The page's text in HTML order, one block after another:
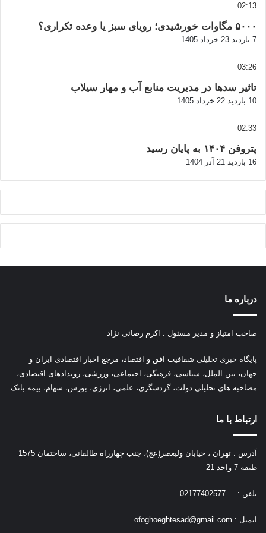
02:13
۵۰۰۰ مگاوات خورشیدی؛ رویای سبز یا وعده تکراری؟
7 بازدید 23 خرداد 1405
03:26
تاثیر سدها در مدیریت منابع آب و مهار سیلاب
10 بازدید 22 خرداد 1405
02:33
پتروفن ۱۴۰۴ به پایان رسید
16 بازدید 21 آذر 1404
درباره ما
صاحب امتیاز و مدیر مسئول : اکرم رضائی نژاد
پایگاه خبری تحلیلی شفافیت افق و اقتصاد، مرجع اخبار اقتصادی ایران و
جهان، بین الملل، سیاسی، فرهنگی، اجتماعی، ورزشی، رویدادهای اقتصادی،
مصاحبه های تحلیلی دولت، گردشگری، علمی، انرژی، بورس، سهام، بیمه بانک
ارتباط با ما
آدرس : تهران ، خیابان ولیعصر(عج)، جنب چهارراه طالقانی، ساختمان 1575
طبقه 7 واحد 21
تلفن : 02177402577
ایمیل : ofoghoeghtesad@gmail.com